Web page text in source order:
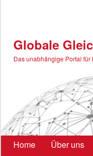
Globale
Das unabhängige Portal
Hauptmenü
Home Über uns